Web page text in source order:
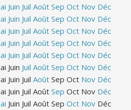
Juin Juil Août Sep Oct Nov Déc
Juin Juil Août Sep Oct Nov Déc
Juin Juil Août Sep Oct Nov Déc
Juin Juil Août Sep Oct Nov Déc
Juin Juil Août Sep Oct Nov Déc
Juin Juil Août Sep Oct Nov Déc
Juin Juil Août Sep Oct Nov Déc
Juin Juil Août Sep Oct Nov Déc
Juin Juil Août Sep Oct Nov Déc